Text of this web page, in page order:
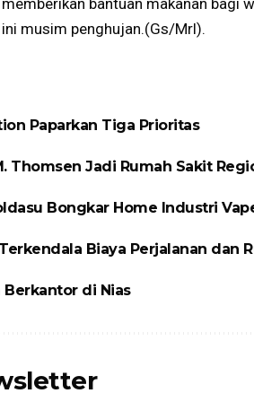
bantuan makanan bagi
musim penghujan.(Gs/Mrl).
Paparkan Tiga Prioritas
Thomsen Jadi Rumah Sakit
Bongkar Home Industri
Biaya Perjalanan dan
Berkantor di Nias